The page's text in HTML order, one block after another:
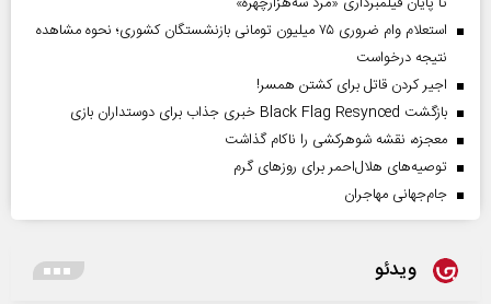
استعلام وام ضروری ۷۵ میلیون تومانی بازنشستگان کشوری؛ نحوه مشاهده
نتیجه درخواست
اجیر کردن قاتل برای کشتن همسر!
بازگشت Black Flag Resynced خبری جذاب برای دوستداران بازی
معجزه، نقشه شوهرکشی را ناکام گذاشت
توصیه‌های هلال‌احمر برای روز‌های گرم
جام‌جهانی مهاجران
ویدئو